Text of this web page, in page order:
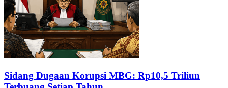
Sidang Dugaan Korupsi MBG: Rp10,5 Triliun